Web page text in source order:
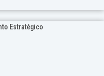
Estratégico